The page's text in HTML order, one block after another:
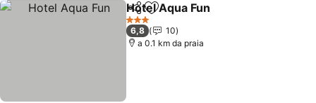
PartilharAdicionar aos favoritos
Hotel Aqua Fun
3 Estrelas
6,8
10
a 0.1 km da praia